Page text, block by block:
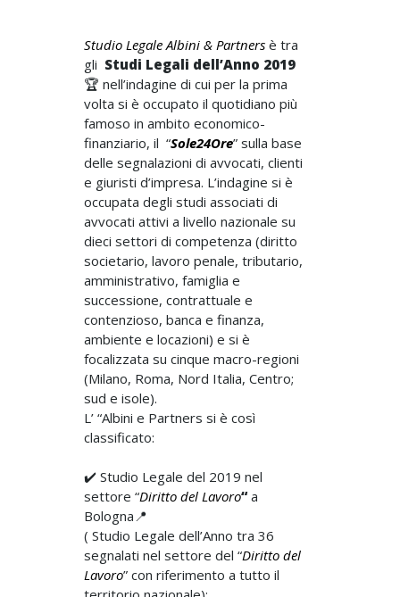
Studio Legale Albini & Partners è tra
gli Studi Legali dell’Anno 2019
🏆 nell’indagine di cui per la prima
volta si è occupato il quotidiano più
famoso in ambito economico-
finanziario, il “Sole24Ore” sulla base
delle segnalazioni di avvocati, clienti
e giuristi d’impresa. L’indagine si è
occupata degli studi associati di
avvocati attivi a livello nazionale su
dieci settori di competenza (diritto
societario, lavoro penale, tributario,
amministrativo, famiglia e
successione, contrattuale e
contenzioso, banca e finanza,
ambiente e locazioni) e si è
focalizzata su cinque macro-regioni
(Milano, Roma, Nord Italia, Centro;
sud e isole).
L’ “Albini e Partners si è così
classificato:
✔️ Studio Legale del 2019 nel
settore “Diritto del Lavoro“a
Bologna📍
( Studio Legale dell’Anno tra 36
segnalati nel settore del “Diritto del
Lavoro” con riferimento a tutto il